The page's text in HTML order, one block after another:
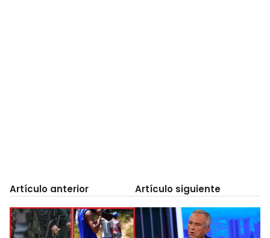
Artículo anterior Artículo siguiente